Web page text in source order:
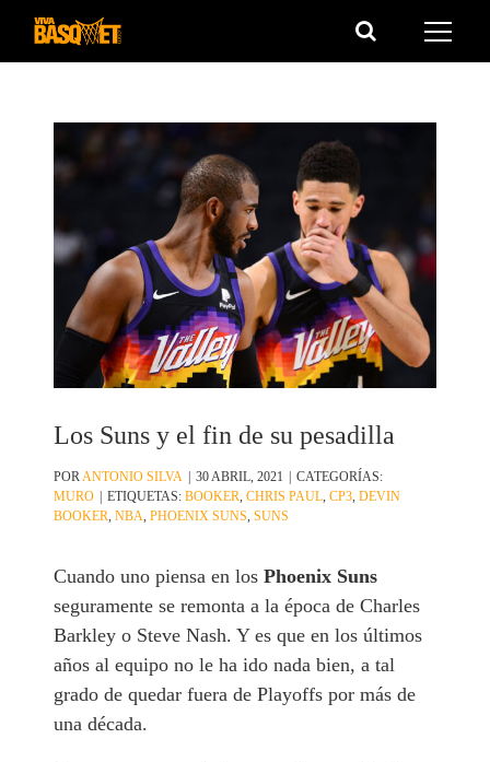
Saltar
Los Suns y el fin de su pesadilla
POR ANTONIO SILVA | 30 ABRIL, 2021 | CATEGORÍAS:
MURO | ETIQUETAS:BOOKER ,CHRIS PAUL ,CP3 ,DEVIN
BOOKER ,NBA ,PHOENIX SUNS ,SUNS
Cuando uno piensa en losPhoenix Suns
seguramente se remonta a la época de Charles
Barkley o Steve Nash. Y es que en los últimos
años al equipo no le ha ido nada bien, a tal
grado de quedar fuera de Playoffs por más de
una década.